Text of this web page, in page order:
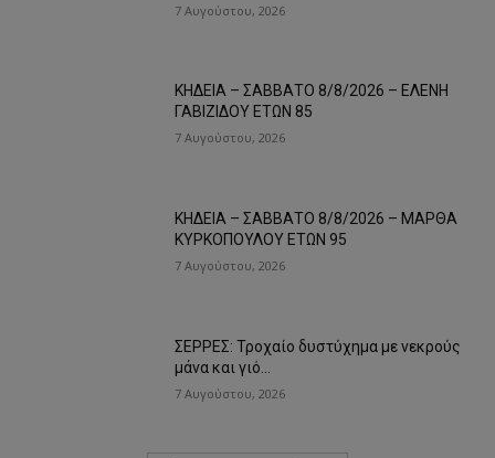
7 Αυγούστου, 2026
ΚΗΔΕΙΑ – ΣΑΒΒΑΤΟ 8/8/2026 – ΕΛΕΝΗ
ΓΑΒΙΖΙΔΟΥ ΕΤΩΝ 85
7 Αυγούστου, 2026
ΚΗΔΕΙΑ – ΣΑΒΒΑΤΟ 8/8/2026 – ΜΑΡΘΑ
ΚΥΡΚΟΠΟΥΛΟΥ ΕΤΩΝ 95
7 Αυγούστου, 2026
ΣΕΡΡΕΣ: Τροχαίο δυστύχημα με νεκρούς
μάνα και γιό…
7 Αυγούστου, 2026